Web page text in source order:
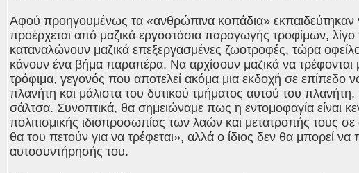
Αφού προηγουμένως τα «ανθρώπινα κοπάδια»
προέρχεται από μαζικά εργοστάσια παραγωγής τροφίμων,
καταναλώνουν μαζικά επεξεργασμένες ζωοτροφές, τώρα
κάνουν ένα βήμα παραπέρα. Να αρχίσουν μαζικά να τρέφονται
τρόφιμα, γεγονός που αποτελεί ακόμα μια εκδοχή σε επίπεδο
πλανήτη και μάλιστα του δυτικού τμήματος αυτού του
σάλτσα. Συνοπτικά, θα σημειώναμε πως η εντομοφαγία είναι
πολιτισμικής ιδιοπροσωπίας των λαών και μετατροπής τους
θα του πετούν για να τρέφεται», αλλά ο ίδιος δεν θα μπορεί να
αυτοσυντήρησής του.